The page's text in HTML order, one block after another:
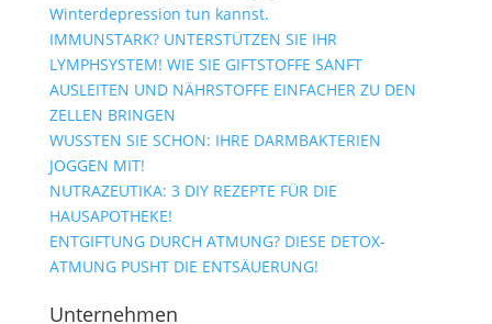
Winterdepression tun kannst.
IMMUNSTARK? UNTERSTÜTZEN SIE IHR
LYMPHSYSTEM! WIE SIE GIFTSTOFFE SANFT
AUSLEITEN UND NÄHRSTOFFE EINFACHER ZU DEN
ZELLEN BRINGEN
WUSSTEN SIE SCHON: IHRE DARMBAKTERIEN
JOGGEN MIT!
NUTRAZEUTIKA: 3 DIY REZEPTE FÜR DIE
HAUSAPOTHEKE!
ENTGIFTUNG DURCH ATMUNG? DIESE DETOX-
ATMUNG PUSHT DIE ENTSÄUERUNG!
Unternehmen